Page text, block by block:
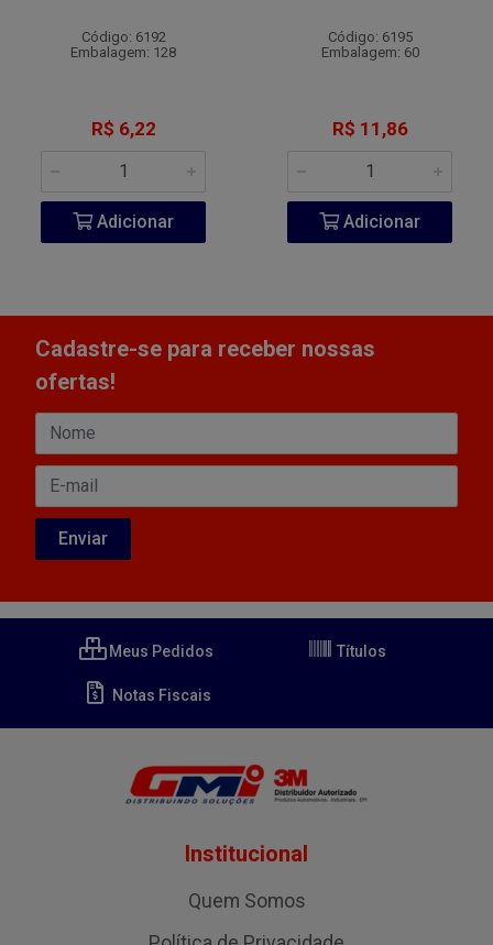
Código: 6192
Embalagem: 128
R$ 6,22
Adicionar
Código: 6195
Embalagem: 60
R$ 11,86
Adicionar
Cadastre-se para receber nossas
ofertas!
Meus Pedidos Títulos
Notas Fiscais
Institucional
Quem Somos